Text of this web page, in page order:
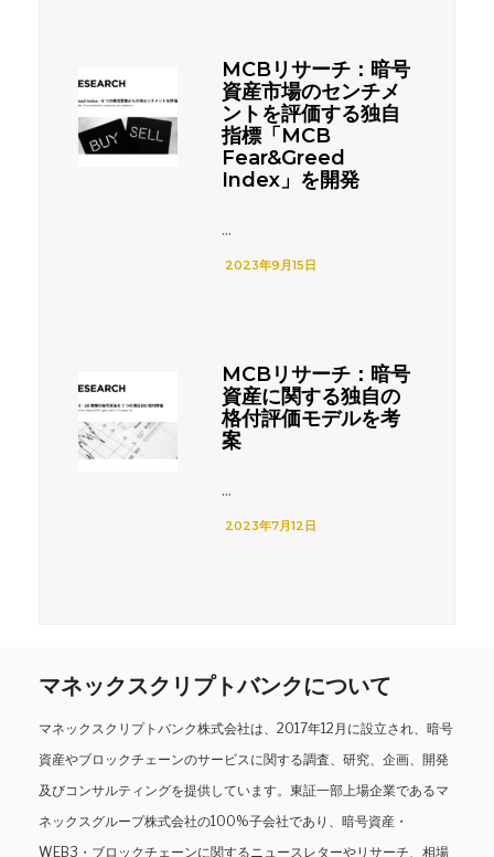
MCBリサーチ：暗号
資産市場のセンチメ
ントを評価する独自
指標「MCB
Fear&Greed
Index」を開発
...
2023年9月15日
MCBリサーチ：暗号
資産に関する独自の
格付評価モデルを考
案
...
2023年7月12日
マネックスクリプトバンクについて
マネックスクリプトバンク株式会社は、2017年12月に設立され、暗号
資産やブロックチェーンのサービスに関する調査、研究、企画、開発
及びコンサルティングを提供しています。東証一部上場企業であるマ
ネックスグループ株式会社の100%子会社であり、暗号資産・
WEB3・ブロックチェーンに関するニュースレターやリサーチ、相場